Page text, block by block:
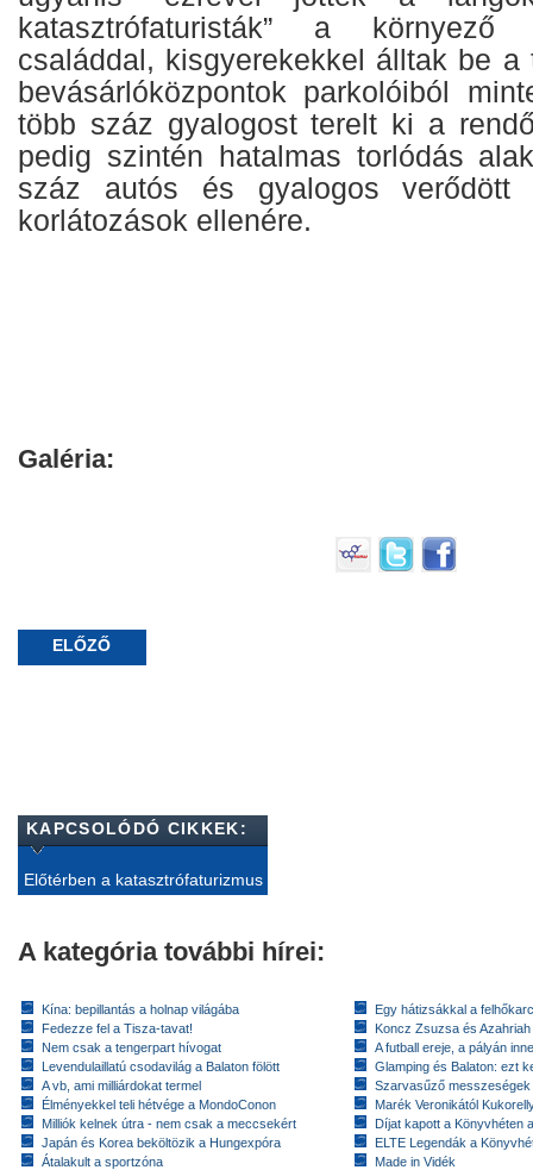
katasztrófaturisták” a környező
családdal, kisgyerekekkel álltak be a
bevásárlóközpontok parkolóiból
több száz gyalogost terelt ki a
pedig szintén hatalmas torlódás
száz autós és gyalogos
korlátozások ellenére.
Galéria:
ELŐZŐ
KAPCSOLÓDÓ CIKKEK:
Előtérben a katasztrófaturizmus
A kategória további hírei:
Kína: bepillantás a holnap világába
Fedezze fel a Tisza-tavat!
Nem csak a tengerpart hívogat
Levendulaillatú csodavilág a Balaton fölött
A vb, ami milliárdokat termel
Élményekkel teli hétvége a MondoConon
Milliók kelnek útra - nem csak a meccsekért
Japán és Korea beköltözik a Hungexpóra
Átalakult a sportzóna
Egy hátizsákkal a
Koncz Zsuzsa és
A futball ereje, a pályán
Glamping és Balaton: ezt
Szarvasűző messzeségek
Marék Veronikától
Díjat kapott a Könyvhéten
ELTE Legendák a
Made in Vidék